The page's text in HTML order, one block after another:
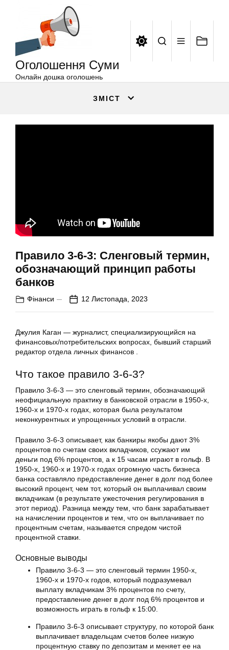
Оголошення Суми
Онлайн дошка оголошень
ЗМІСТ
Правило 3-6-3: Сленговый термин,
обозначающий принцип работы
банков
Фінанси 12 Листопада, 2023
Джулия Каган — журналист, специализирующийся на
финансовых/потребительских вопросах, бывший старший
редактор отдела личных финансов .
Что такое правило 3-6-3?
Правило 3-6-3 — это сленговый термин, обозначающий
неофициальную практику в банковской отрасли в 1950-х,
1960-х и 1970-х годах, которая была результатом
неконкурентных и упрощенных условий в отрасли.
Правило 3-6-3 описывает, как банкиры якобы дают 3%
процентов по счетам своих вкладчиков, ссужают им
деньги под 6% процентов, а к 15 часам играют в гольф. В
1950-х, 1960-х и 1970-х годах огромную часть бизнеса
банка составляло предоставление денег в долг под более
высокий процент, чем тот, который он выплачивал своим
вкладчикам (в результате ужесточения регулирования в
этот период). Разница между тем, что банк зарабатывает
на начислении процентов и тем, что он выплачивает по
процентным счетам, называется спредом чистой
процентной ставки.
Основные выводы
Правило 3-6-3 — это сленговый термин 1950-х,
1960-х и 1970-х годов, который подразумевал
выплату вкладчикам 3% процентов по счету,
предоставление денег в долг под 6% процентов и
возможность играть в гольф к 15:00.
Правило 3-6-3 описывает структуру, по которой банк
выплачивает владельцам счетов более низкую
процентную ставку по депозитам и меняет ее на